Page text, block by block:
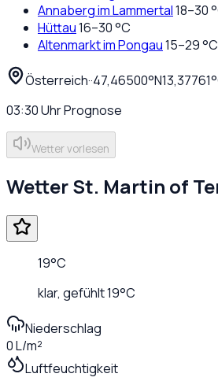
Annaberg im Lammertal18–30
Hüttau16–30°C
Altenmarkt im Pongau15–29°C
Österreich··47,46500°N13,37761
03:30UhrPrognose
Wetter vorlesen
WetterSt. Martin of
19°C
klar, gefühlt19°C
Niederschlag
0 L/m²
Luftfeuchtigkeit